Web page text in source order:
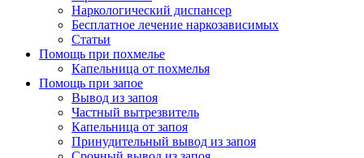
Наркологический диспансер
Бесплатное лечение наркозависимых
Статьи
Помощь при похмелье
Капельница от похмелья
Помощь при запое
Вывод из запоя
Частный вытрезвитель
Капельница от запоя
Принудительный вывод из запоя